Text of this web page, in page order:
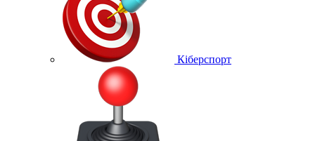
Кіберспорт